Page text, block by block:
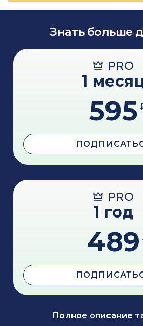
Знать больше
PRO
1
595
PRO
1 год
489
Полное описание